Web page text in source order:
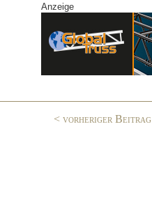
Anzeige
< vorheriger Beitrag